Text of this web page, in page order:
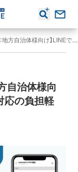
【オンラインセミナー開催：地方自治体様向け】LINEで住民からお問合せ対応の負担軽減・業務効率化
自治体様向
応の負担軽